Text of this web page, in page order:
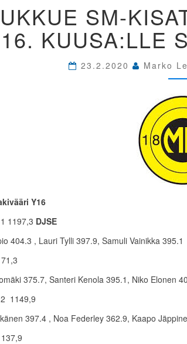
SM-
KUUSA:LLE
23.2.2020 Marko
Y16
1197,3 DJSE
404.3 , Lauri Tylli 397.9, Samuli Vainikka 395.1
375.7, Santeri Kenola 395.1, Niko Elonen
1149,9
397.4 , Noa Federley 362.9, Kaapo